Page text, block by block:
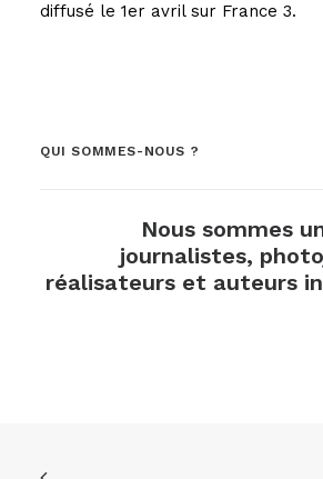
diffusé le 1er avril sur France 3.
QUI SOMMES-NOUS ?
Nous sommes
journalistes,
réalisateurs et auteurs